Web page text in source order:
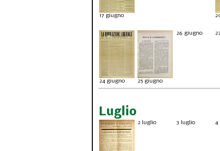
17 giugno
24 giugno 25 giugno
26 giugno
Luglio
2 luglio 3 luglio 4